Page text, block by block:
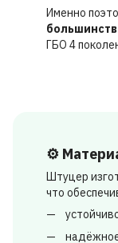
Именно
ГБО 4
⚙️
Штуцер
что